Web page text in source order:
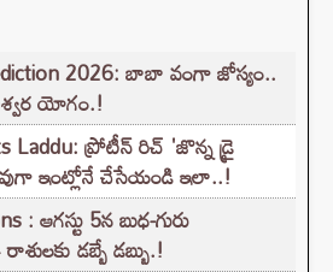
2026: బాబా వంగా జోస్యం..
యోగం.!
Laddu: ప్రోటీన్ రిచ్ 'జొన్న డ్రై
ఇంట్లోనే చేసేయండి ఇలా..!
: ఆగస్టు 5న బుధ-గురు
డబ్బే డబ్బు.!